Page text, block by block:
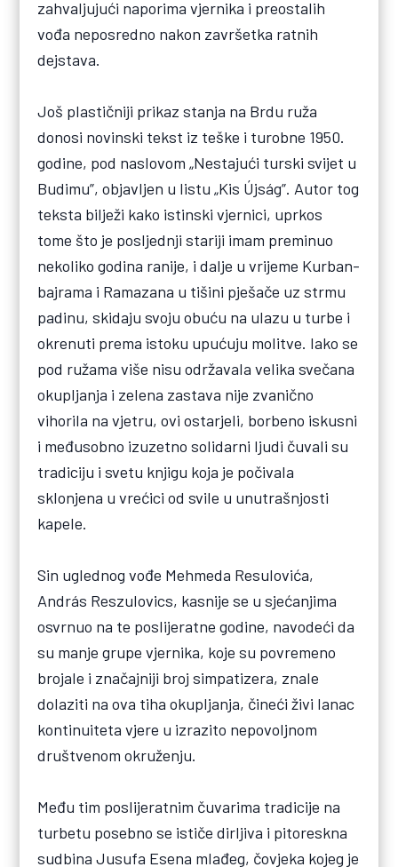
zahvaljujući naporima vjernika i preostalih
vođa neposredno nakon završetka ratnih
dejstava.
Još plastičniji prikaz stanja na Brdu ruža
donosi novinski tekst iz teške i turobne 1950.
godine, pod naslovom „Nestajući turski svijet u
Budimu”, objavljen u listu „Kis Újság”. Autor tog
teksta bilježi kako istinski vjernici, uprkos
tome što je posljednji stariji imam preminuo
nekoliko godina ranije, i dalje u vrijeme Kurban-
bajrama i Ramazana u tišini pješače uz strmu
padinu, skidaju svoju obuću na ulazu u turbe i
okrenuti prema istoku upućuju molitve. Iako se
pod ružama više nisu održavala velika svečana
okupljanja i zelena zastava nije zvanično
vihorila na vjetru, ovi ostarjeli, borbeno iskusni
i međusobno izuzetno solidarni ljudi čuvali su
tradiciju i svetu knjigu koja je počivala
sklonjena u vrećici od svile u unutrašnjosti
kapele.
Sin uglednog vođe Mehmeda Resulovića,
András Reszulovics, kasnije se u sjećanjima
osvrnuo na te poslijeratne godine, navodeći da
su manje grupe vjernika, koje su povremeno
brojale i značajniji broj simpatizera, znale
dolaziti na ova tiha okupljanja, čineći živi lanac
kontinuiteta vjere u izrazito nepovoljnom
društvenom okruženju.
Među tim poslijeratnim čuvarima tradicije na
turbetu posebno se ističe dirljiva i pitoreskna
sudbina Jusufa Esena mlađeg, čovjeka kojeg je